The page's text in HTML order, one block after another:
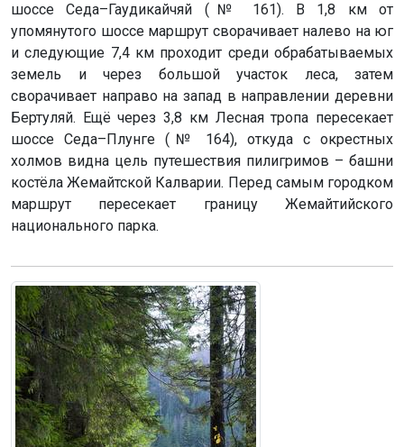
шоссе Седа–Гаудикайчяй (№ 161). В 1,8 км от
упомянутого шоссе маршрут сворачивает налево на юг
и следующие 7,4 км проходит среди обрабатываемых
земель и через большой участок леса, затем
сворачивает направо на запад в направлении деревни
Бертуляй. Ещё через 3,8 км Лесная тропа пересекает
шоссе Седа–Плунге (№ 164), откуда с окрестных
холмов видна цель путешествия пилигримов – башни
костёла Жемайтской Калварии. Перед самым городком
маршрут пересекает границу Жемайтийского
национального парка.